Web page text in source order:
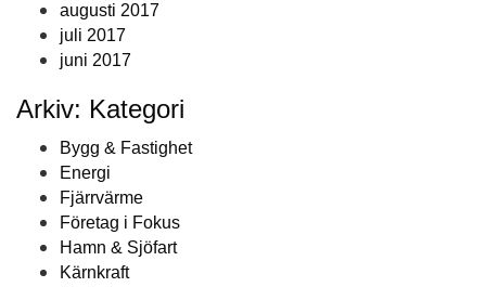
augusti 2017
juli 2017
juni 2017
Arkiv: Kategori
Bygg & Fastighet
Energi
Fjärrvärme
Företag i Fokus
Hamn & Sjöfart
Kärnkraft